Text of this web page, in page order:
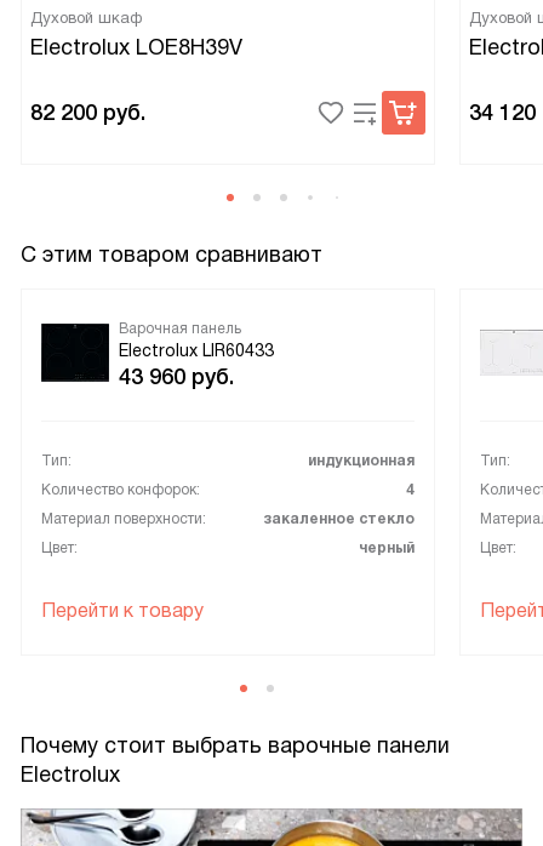
Духовой шкаф
Electrolux LOE8H39V
82 200 руб.
Духовой
34 120
С этим товаром сравнивают
Варочная панель
Electrolux LIR60433
43 960 руб.
Тип:
индукционная
Количество конфорок:
4
Материал поверхности:
закаленное стекло
Цвет:
черный
Перейти к товару
Тип:
Цвет:
Почему стоит выбрать варочные панели
Electrolux